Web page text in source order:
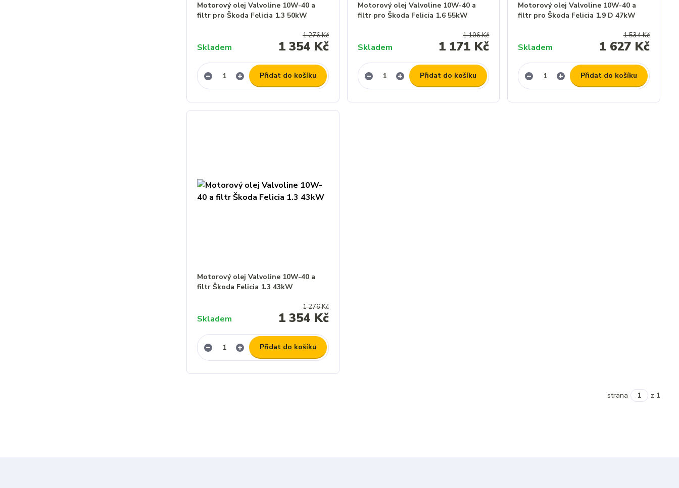
Motorový olej Valvoline 10W-40 a
filtr pro Škoda Felicia 1.3 50kW
1 276 Kč
1 354 Kč
Skladem
Přidat do košíku
Motorový olej Valvoline 10W-40 a
filtr pro Škoda Felicia 1.6 55kW
1 106 Kč
1 171 Kč
Skladem
Přidat do košíku
Motorový olej Valvoline 10W-40 a
filtr pro Škoda Felicia 1.9 D 47kW
1 534 Kč
1 627 Kč
Skladem
Přidat do košíku
Motorový olej Valvoline 10W-40 a
filtr Škoda Felicia 1.3 43kW
1 276 Kč
1 354 Kč
Skladem
Přidat do košíku
strana z 1